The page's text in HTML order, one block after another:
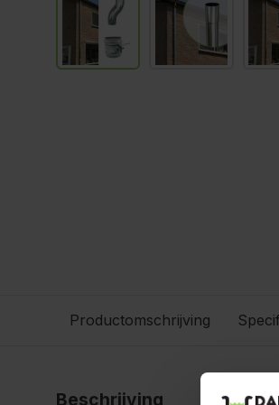
Productomschrijving
Beschrijving